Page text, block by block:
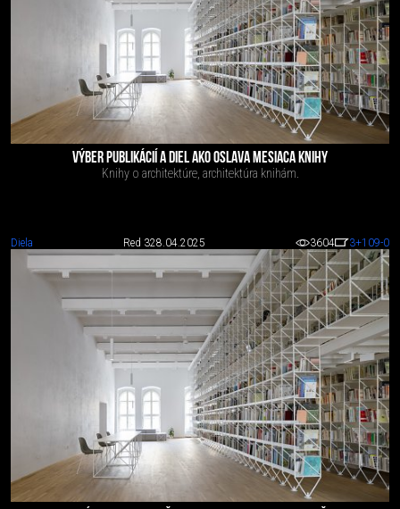
VÝBER PUBLIKÁCIÍ A DIEL AKO OSLAVA MESIACA KNIHY
Knihy o architektúre, architektúra knihám.
Diela Red 328.04.2025 3604 3+109-0